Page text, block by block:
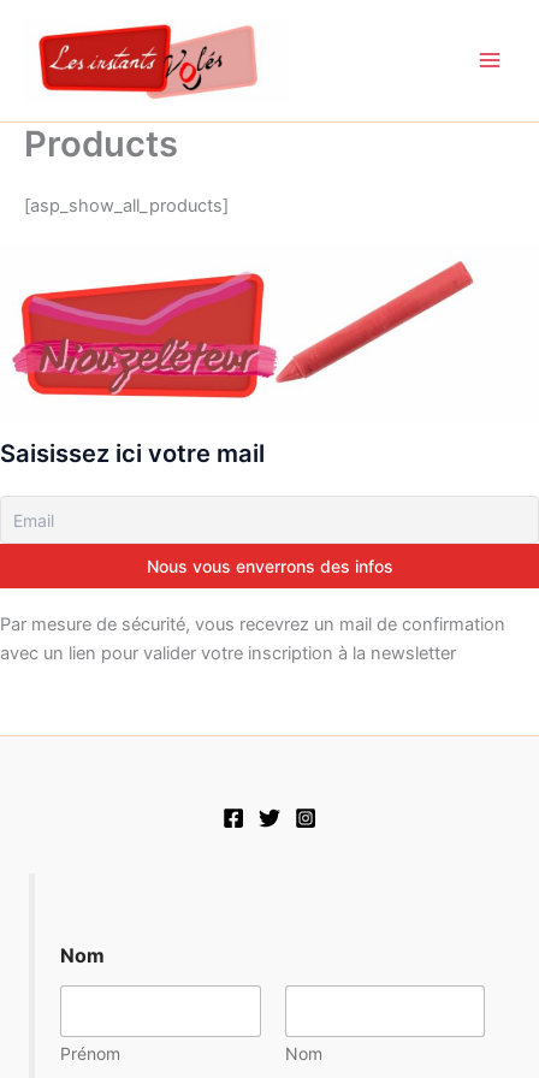
contenu
Products
[asp_show_all_products]
Saisissez ici votre mail
Par mesure de sécurité, vous recevrez un mail de confirmation
avec un lien pour valider votre inscription à la newsletter
Nom
Prénom Nom